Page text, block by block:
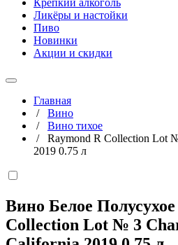
Крепкий алкоголь
Ликёры и настойки
Пиво
Новинки
Акции и скидки
Главная
/ Вино
/ Вино тихое
/ Raymond R Collection Lot
2019 0.75 л
Вино Белое
Collection Lot № 3